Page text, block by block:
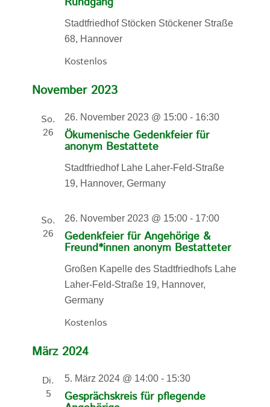
Stadtfriedhof Stöcken Stöckener Straße
68, Hannover
Kostenlos
November 2023
So.
26
Ökumenische Gedenkfeier für
anonym Bestattete
26. November 2023 @ 15:00 - 16:30
Stadtfriedhof Lahe Laher-Feld-Straße
19, Hannover, Germany
So.
26
Gedenkfeier für Angehörige &
Freund*innen anonym Bestatteter
26. November 2023 @ 15:00 - 17:00
Großen Kapelle des Stadtfriedhofs Lahe
Laher-Feld-Straße 19, Hannover,
Germany
Kostenlos
März 2024
Di.
5
Gesprächskreis für pflegende
5. März 2024 @ 14:00 - 15:30